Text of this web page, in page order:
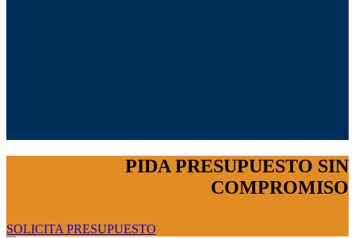
PIDA PRESUPUESTO SIN
COMPROMISO
SOLICITA PRESUPUESTO